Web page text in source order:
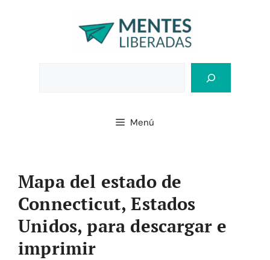
Menú
Mapa del estado de
Connecticut, Estados
Unidos, para descargar e
imprimir